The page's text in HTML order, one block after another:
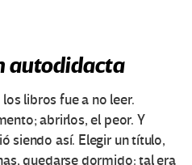
autodidacta
libros fue a no leer.
abrirlos, el peor. Y
siendo así. Elegir un título,
quedarse dormido: tal era